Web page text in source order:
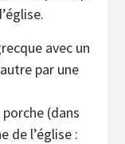
avec un
par une
(dans
de l’église :